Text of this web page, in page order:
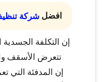
افضل شركة
إن التكلفة
تتعرض الأسقف
إن المدفئة التي